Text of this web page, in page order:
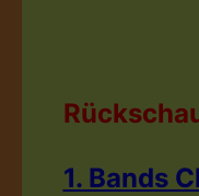
1. Bands